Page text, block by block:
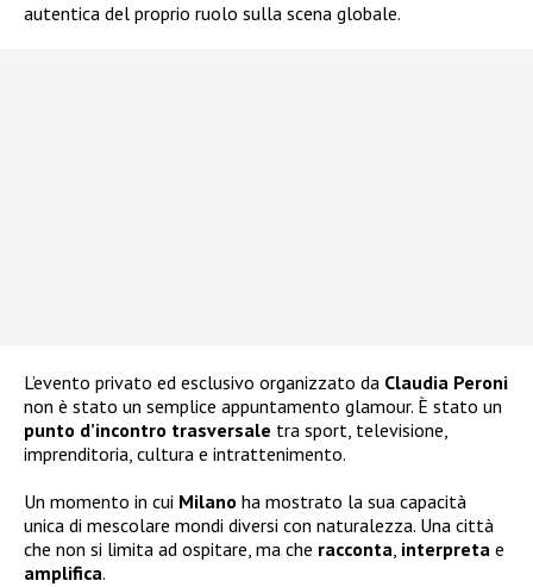
autentica del proprio ruolo sulla scena globale.
L’evento privato ed esclusivo organizzato da Claudia Peroni
non è stato un semplice appuntamento glamour. È stato un
punto d’incontro trasversale tra sport, televisione,
imprenditoria, cultura e intrattenimento.
Un momento in cui Milano ha mostrato la sua capacità
unica di mescolare mondi diversi con naturalezza. Una città
che non si limita ad ospitare, ma che racconta interpreta e
amplifica.